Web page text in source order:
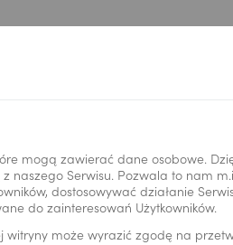
mogą zawierać dane osobowe.
naszego Serwisu. Pozwala to nam
dostosowywać działanie
do zainteresowań Użytkowników.
witryny może wyrazić zgodę na